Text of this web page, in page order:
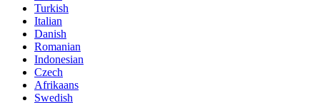
Turkish
Italian
Danish
Romanian
Indonesian
Czech
Afrikaans
Swedish